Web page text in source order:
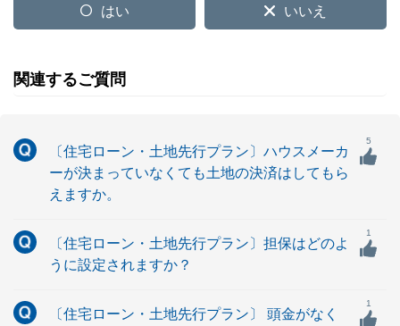
はい いいえ
関連するご質問
〔住宅ローン・土地先行プラン〕ハウスメーカ
ーが決まっていなくても土地の決済はしてもら
えますか。
5
〔住宅ローン・土地先行プラン〕担保はどのよ
うに設定されますか？
1
〔住宅ローン・土地先行プラン〕 頭金がなく
1